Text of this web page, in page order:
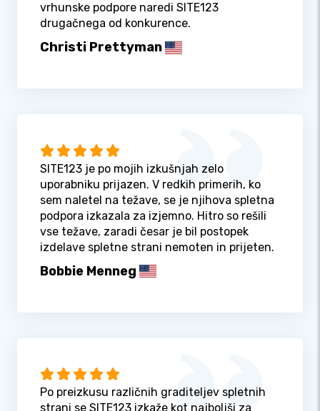
vrhunske podpore naredi SITE123
drugačnega od konkurence.
Christi Prettyman
SITE123 je po mojih izkušnjah zelo
uporabniku prijazen. V redkih primerih, ko
sem naletel na težave, se je njihova spletna
podpora izkazala za izjemno. Hitro so rešili
vse težave, zaradi česar je bil postopek
izdelave spletne strani nemoten in prijeten.
Bobbie Menneg
Po preizkusu različnih graditeljev spletnih
strani se SITE123 izkaže kot najboljši za